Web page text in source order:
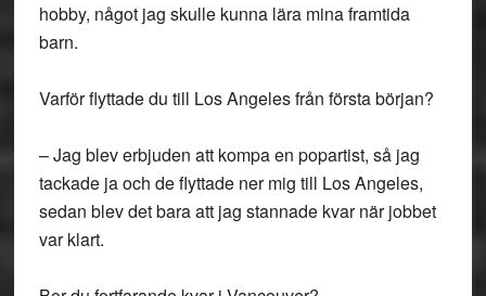
hobby, något jag skulle kunna lära mina framtida
barn.
Varför flyttade du till Los Angeles från första början?
– Jag blev erbjuden att kompa en popartist, så jag
tackade ja och de flyttade ner mig till Los Angeles,
sedan blev det bara att jag stannade kvar när jobbet
var klart.